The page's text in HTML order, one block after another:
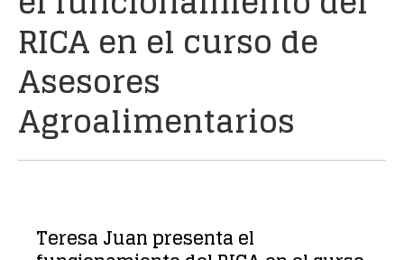
RICA en el curso de
Asesores
Agroalimentarios
Teresa Juan presenta el